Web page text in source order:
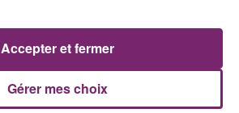
Gérer mes choix
Accepter et fermer